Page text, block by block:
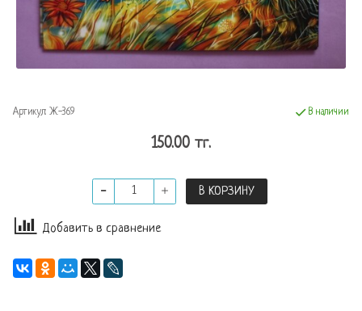
Артикул: Ж-369 В наличии
150.00 тг.
В КОРЗИНУ
Добавить в сравнение